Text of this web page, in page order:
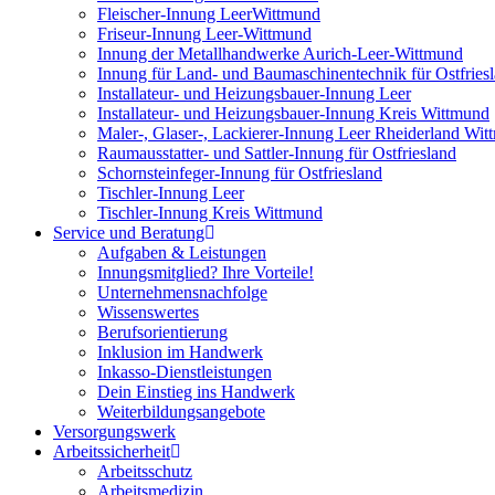
Fleischer-Innung LeerWittmund
Friseur-Innung Leer-Wittmund
Innung der Metallhandwerke Aurich-Leer-Wittmund
Innung für Land- und Baumaschinentechnik für
Installateur- und Heizungsbauer-Innung Leer
Installateur- und Heizungsbauer-Innung Kreis Wittmund
Maler-, Glaser-, Lackierer-Innung Leer Rheiderland
Raumausstatter- und Sattler-Innung für Ostfriesland
Schornsteinfeger-Innung für Ostfriesland
Tischler-Innung Leer
Tischler-Innung Kreis Wittmund
Service und Beratung
Aufgaben & Leistungen
Innungsmitglied? Ihre Vorteile!
Unternehmensnachfolge
Wissenswertes
Berufsorientierung
Inklusion im Handwerk
Inkasso-Dienstleistungen
Dein Einstieg ins Handwerk
Weiterbildungsangebote
Versorgungswerk
Arbeitssicherheit
Arbeitsschutz
Arbeitsmedizin